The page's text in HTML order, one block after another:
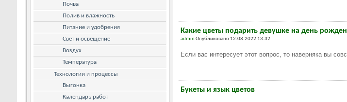
Какие цветы подарить девушке на день
adminОпубликовано 12.08.2022 13:32
Если вас интересует этот вопрос, то наверняка вы
Букеты и язык цветов
Почва
Полив и влажность
Питание и удобрения
Свет и освещение
Воздух
Температура
Технологии и процессы
Выгонка
Календарь работ